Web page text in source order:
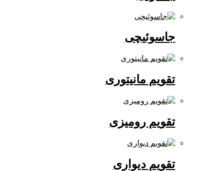
جاسوئیچی
تقویم مانیتوری
تقویم رومیزی
تقویم دیواری